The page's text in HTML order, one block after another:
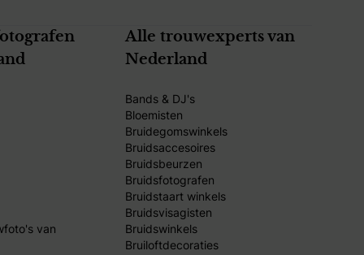
van
Alle trouwexperts van
Nederland
Bands & DJ's
Bloemisten
Bruidegomswinkels
Bruidsaccesoires
Bruidsbeurzen
Bruidsfotografen
Bruidstaart winkels
Bruidsvisagisten
Bruidswinkels
Bruiloftdecoraties